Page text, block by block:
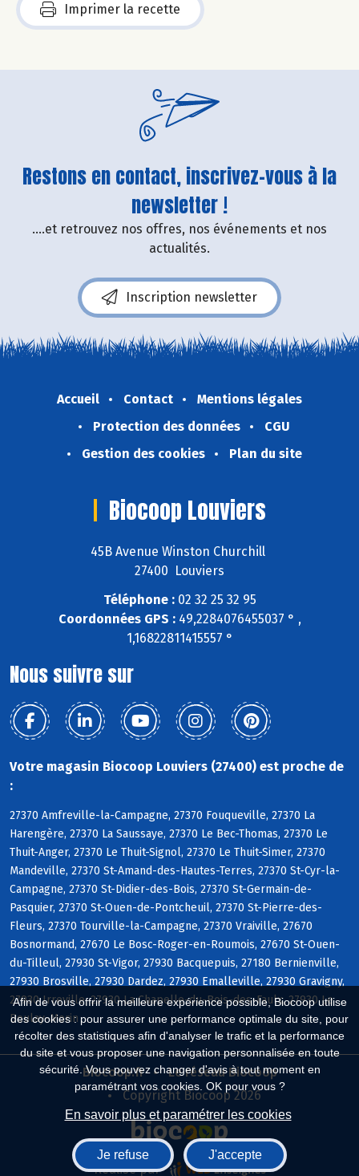
Afin de vous offrir la meilleure expérience possible, Biocoop utilise
des cookies : pour assurer une performance optimale du site, pour
récolter des statistiques afin d'analyser le trafic et la performance
du site et vous proposer une navigation personnalisée en toute
sécurité. Vous pouvez changer d'avis à tout moment en
paramétrant vos cookies. OK pour vous ?
En savoir plus et paramétrer les cookies
Je refuse J'accepte
Imprimer la recette
Restons en contact, inscrivez-vous à la
newsletter !
....et retrouvez nos offres, nos événements et nos
actualités.
Inscription newsletter
Accueil Contact
Mentions légales
Protection des données
CGU
Gestion des cookies
Plan du site
Biocoop Louviers
45B Avenue Winston Churchill
27400 Louviers
Téléphone :02 32 25 32 95
Coordonnées GPS :49,2284076455037 ° ,
1,16822811415557 °
Nous suivre sur
Votre magasin Biocoop Louviers (27400) est proche de
:
27370 Amfreville-la-Campagne, 27370 Fouqueville, 27370 La
Harengère, 27370 La Saussaye, 27370 Le Bec-Thomas, 27370 Le
Thuit-Anger, 27370 Le Thuit-Signol, 27370 Le Thuit-Simer, 27370
Mandeville, 27370 St-Amand-des-Hautes-Terres, 27370 St-Cyr-la-
Campagne, 27370 St-Didier-des-Bois, 27370 St-Germain-de-
Pasquier, 27370 St-Ouen-de-Pontcheuil, 27370 St-Pierre-des-
Fleurs, 27370 Tourville-la-Campagne, 27370 Vraiville, 27670
Bosnormand, 27670 Le Bosc-Roger-en-Roumois, 27670 St-Ouen-
du-Tilleul, 27930 St-Vigor, 27930 Bacquepuis, 27180 Bernienville,
27930 Brosville, 27930 Dardez, 27930 Emalleville, 27930 Gravigny,
27930 Irreville, 27930 La Chapelle-du-Bois-des-Faulx, 27930 Le
Boulay-Morin
Biocoop.fr
Le réseau Biocoop
Copyright Biocoop 2026
Réalisé par